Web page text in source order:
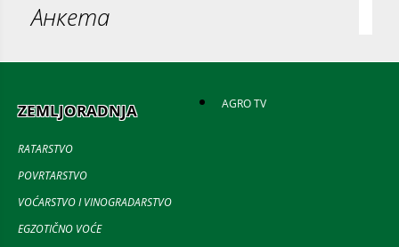
Анкета
ZEMLJORADNJA
RATARSTVO
POVRTARSTVO
VOĆARSTVO I VINOGRADARSTVO
EGZOTIČNO VOĆE
AGRO TV